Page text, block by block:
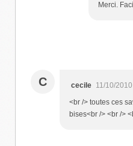
Merci.
C cecile 11/10/
<br /> toutes ces
bises<br /> <br />